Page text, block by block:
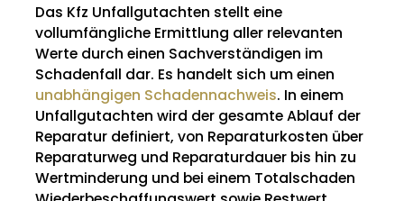
Das Kfz Unfallgutachten stellt eine
vollumfängliche Ermittlung aller relevanten
Werte durch einen Sachverständigen im
Schadenfall dar. Es handelt sich um einen
unabhängigen Schadennachweis. In einem
Unfallgutachten wird der gesamte Ablauf der
Reparatur definiert, von Reparaturkosten über
Reparaturweg und Reparaturdauer bis hin zu
Wertminderung und bei einem Totalschaden